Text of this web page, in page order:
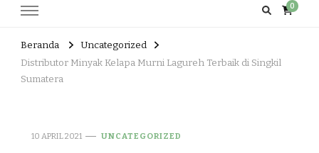
0
Beranda
Uncategorized
Distributor Minyak Kelapa Murni Lagureh Terbaik di Singkil
Sumatera
10 APRIL 2021 UNCATEGORIZED